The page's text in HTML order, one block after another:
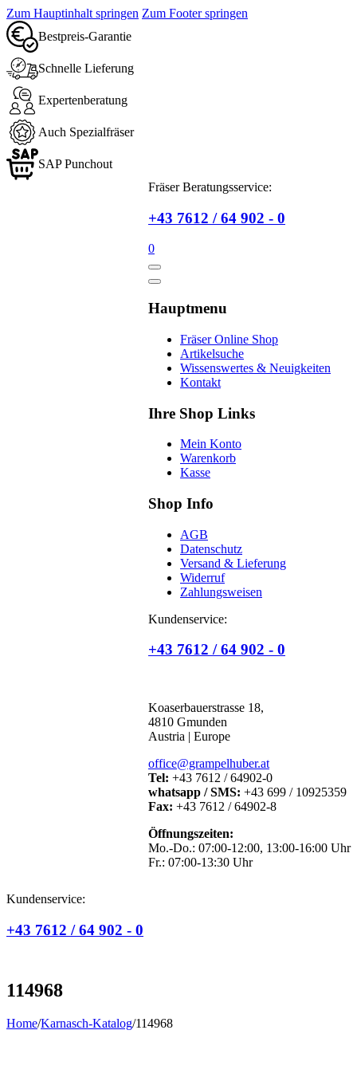
Zum Hauptinhalt springen Zum Footer springen
Bestpreis-Garantie
Schnelle Lieferung
Expertenberatung
Auch Spezialfräser
SAP Punchout
Fräser Beratungsservice:
+43 7612 / 64 902 - 0
0
Hauptmenu
Fräser Online Shop
Artikelsuche
Wissenswertes & Neuigkeiten
Kontakt
Ihre Shop Links
Mein Konto
Warenkorb
Kasse
Shop Info
AGB
Datenschutz
Versand & Lieferung
Widerruf
Zahlungsweisen
Kundenservice:
+43 7612 / 64 902 - 0
Koaserbauerstrasse 18,
4810 Gmunden
Austria | Europe
office@grampelhuber.at
Tel: +43 7612 / 64902-0
whatsapp / SMS: +43 699 / 10925359
Fax: +43 7612 / 64902-8
Öffnungszeiten:
Mo.-Do.: 07:00-12:00, 13:00-16:00 Uhr
Fr.: 07:00-13:30 Uhr
Kundenservice:
+43 7612 / 64 902 - 0
114968
Home/Karnasch-Katalog/114968